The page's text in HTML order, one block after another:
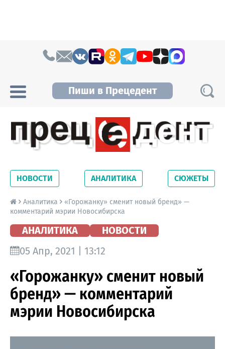
Пиши в Прецедент
Новосибирской области. Читайте свежие
новости на сайте сетевого издания
Precedent.
НОВОСТИ АНАЛИТИКА СЮЖЕТЫ
Аналитика
«Горожанку» сменит новый бренд» —
комментарий мэрии Новосибирска
АНАЛИТИКА
НОВОСТИ
05 Апр, 2021 | 13:12
«Горожанку» сменит новый
бренд» — комментарий
мэрии Новосибирска